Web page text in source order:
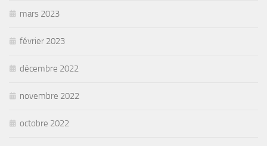
mars 2023
février 2023
décembre 2022
novembre 2022
octobre 2022